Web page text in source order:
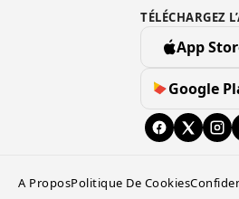
TÉLÉCHARGEZ
App
Google
A ProposPolitique De Cookies